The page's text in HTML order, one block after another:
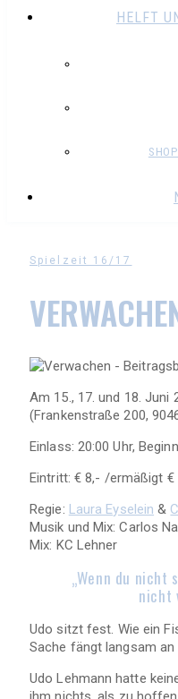
HELFT
Spielzeit 16/17
Am 15., 17. und 18. Juni
(Frankenstraße 200,
Einlass: 20:00 Uhr,
Eintritt: € 8,- /ermäßigt
Regie: Laura Eyselein &
Musik und Mix: Carlos
Mix: KC Lehner
„Wenn du nicht
nicht
Udo sitzt fest. Wie ein
Sache fängt langsam
Udo Lehmann hatte